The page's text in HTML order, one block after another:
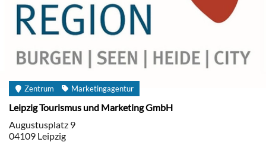
Zentrum Marketingagentur
Leipzig Tourismus und Marketing GmbH
Augustusplatz 9
04109 Leipzig